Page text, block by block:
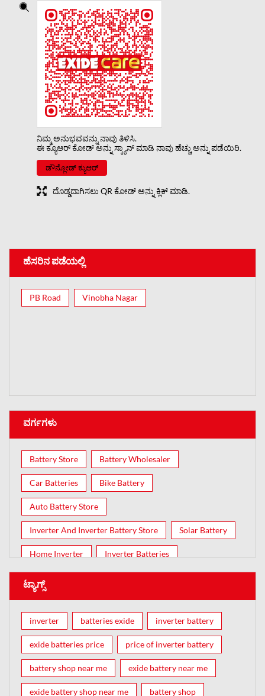
ನಿಮ್ಮ ಅನುಭವವನ್ನು ನಾವು ತಿಳಿಸಿ.
ಈ ಕ್ಯೂಆರ್ ಕೋಡ್ ಅನ್ನು ಸ್ಕ್ಯಾನ್ ಮಾಡಿ ನಾವು ಹೆಚ್ಚು ಅನ್ನು ಪಡೆಯಿರಿ.
ಡೌನ್ಲೋಡ್ ಕ್ಯುಆರ್
ದೊಡ್ಡದಾಗಿಸಲು QR ಕೋಡ್ ಅನ್ನು ಕ್ಲಿಕ್ ಮಾಡಿ.
ಹೆಸರಿನ ಪಡೆಯಲ್ಲಿ
PB Road Vinobha Nagar
ವರ್ಗಗಳು
Battery Store Battery Wholesaler
Car Batteries Bike Battery
Auto Battery Store
Inverter And Inverter Battery Store Solar Battery
Home Inverter Inverter Batteries
ಟ್ಯಾಗ್ಸ್
inverter batteries exide inverter battery
exide batteries price price of inverter battery
battery shop near me exide battery near me
exide battery shop near me battery shop